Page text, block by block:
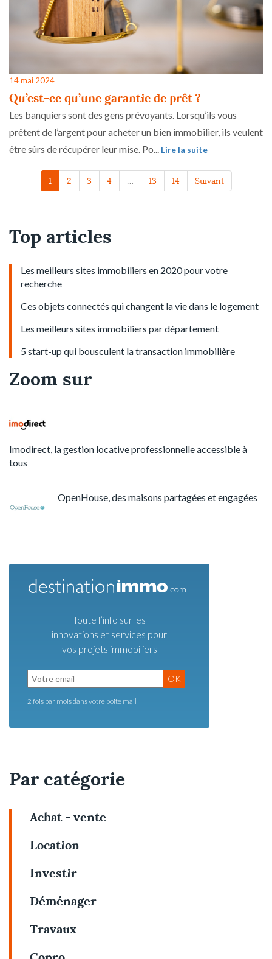
14 mai 2024
Qu’est-ce qu’une garantie de prêt ?
Les banquiers sont des gens prévoyants. Lorsqu’ils vous
prêtent de l’argent pour acheter un bien immobilier, ils veulent
être sûrs de récupérer leur mise. Po...
Lire la suite
1 2 3 4 … 13 14 Suivant
Top articles
Les meilleurs sites immobiliers en 2020 pour votre
recherche
Ces objets connectés qui changent la vie dans le logement
Les meilleurs sites immobiliers par département
5 start-up qui bousculent la transaction immobilière
Zoom sur
Imodirect, la gestion locative professionnelle accessible à
tous
OpenHouse, des maisons partagées et engagées
Toute l’info sur les
innovations et services pour
vos projets immobiliers
OK
2 fois par mois dans votre boite mail
Par catégorie
Achat - vente
Location
Investir
Déménager
Travaux